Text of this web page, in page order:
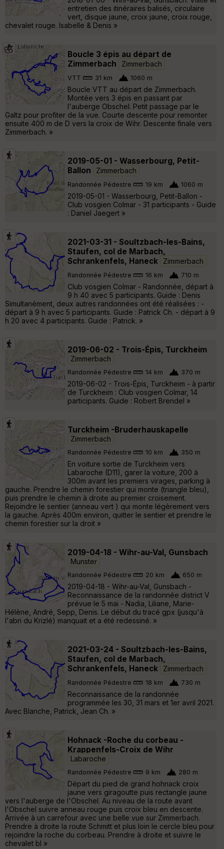
entretien des itinéraires balisés, circulaire
vert, disque jaune, croix jaune, croix rouge,
chevalet rouge. Isabelle & Denis »
Boucle 3 épis au départ de
Zimmerbach
Zimmerbach
VTT 31 km 1060 m
Boucle VTT au départ de Zimmerbach.
Montée vers 3 épis en passant par
l'auberge Obschel. Petit passage par le
Galtz pour profiter de la vue. Courte descente pour remonter
ensuite 400 m de D vers la croix de Wihr. Descente finale vers
Zimmerbach. »
2019-05-01 - Wasserbourg, Petit-
Ballon
Zimmerbach
Randonnée Pédestre 19 km 1060 m
2019-05-01 - Wasserbourg, Petit-Ballon -
Club vosgien Colmar - 31 participants - Guide
: Daniel Jaegert »
2021-03-31 - Soultzbach-les-Bains,
Staufen, col de Marbach,
Schrankenfels, Haneck
Zimmerbach
Randonnée Pédestre 16 km 710 m
Club vosgien Colmar - Randonnée, départ à
9 h 40 avec 5 participants. Guide : Denis
Simultanément, deux autres randonnées ont été réalisées : -
départ à 9 h avec 5 participants. Guide : Patrick Ch. - départ à 9
h 20 avec 4 participants. Guide : Patrick. »
2019-06-02 - Trois-Épis, Turckheim
Zimmerbach
Randonnée Pédestre 14 km 370 m
2019-06-02 - Trois-Épis, Turckheim - à partir
de Turckheim : Club vosgien Colmar, 14
participants. Guide : Robert Brendel »
Turckheim -Bruderhauskapelle
Zimmerbach
Randonnée Pédestre 10 km 350 m
En voiture sortie de Turckheim vers
Labaroche (D11), garer la voiture, 200 à
300m avant les premiers virages, parking à
gauche. Prendre le chemin forestier qui monte (triangle bleu),
puis prendre le chemin à droite au premier croisement.
Rejoindre le sentier (anneau vert ) qui monte légèrement vers
la gauche. Après 400m environ, quitter le sentier et prendre le
chemin forestier sur la droit »
2019-04-18 - Wihr-au-Val, Gunsbach
Munster
Randonnée Pédestre 20 km 650 m
2019-04-18 - Wihr-au-Val, Gunsbach -
Reconnaissance de la randonnée district V
prévue le 5 mai - Nadia, Liliane, Marie-
Hélène, André, Sepp, Denis. Le début du tracé gpx (jusqu'à
l'abri du Krizlé) manquait et a été redessiné. »
2021-03-24 - Soultzbach-les-Bains,
Staufen, col de Marbach,
Schrankenfels, Haneck
Zimmerbach
Randonnée Pédestre 18 km 730 m
Reconnaissance de la randonnée
programmée les 30, 31 mars et 1er avril 2021.
Avec Blanche, Patrick, Jean Ch. »
Hohnack -Roche du corbeau -
Krappenfels-Croix de Wihr
Labaroche
Randonnée Pédestre 9 km 280 m
Départ du pied de grand hohnack croix
jaune vers giragoutte puis rectangle jaune
vers l'auberge de l'Obschel. Au niveau de la route avant
l'Obschel suivre anneau rouge puis croix bleu en descente.
Arrivée à un carrefour avec une belle vue sur Zimmerbach.
Prendre à droite la route Schmitt et plus loin le cercle bleu pour
rejoindre la roche du corbeau. Prendre à droite et suivre le
chevalet bl »